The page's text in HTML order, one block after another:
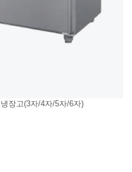
장고(3자/4자/5자/6자)